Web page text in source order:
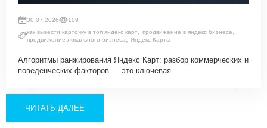
30.07.2026
109
как вывести карточку в топ яндекс карт, продвижение в яндекс бизнесе,
продвижение локального бизнеса, Яндекс Карты
Алгоритмы ранжирования Яндекс Карт: разбор коммерческих и
поведенческих факторов — это ключевая...
ЧИТАТЬ ДАЛЕЕ